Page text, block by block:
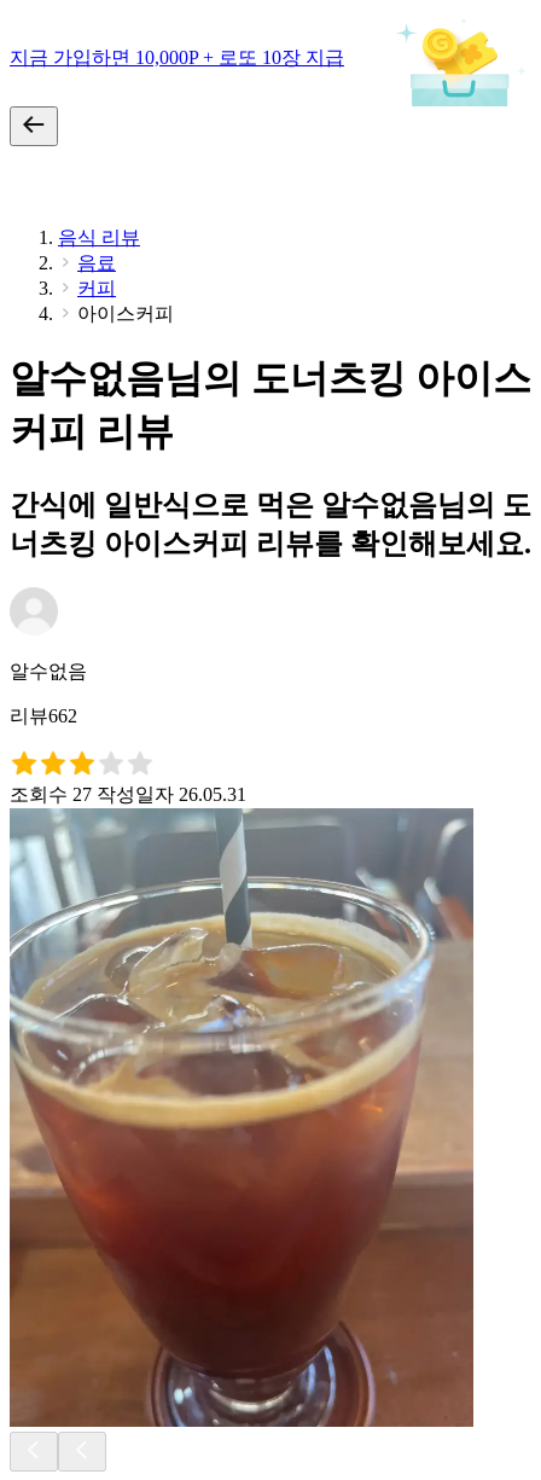
지금 가입하면 10,000P + 로또 10장 지급
음식 리뷰
음료
커피
아이스커피
알수없음님의 도너츠킹 아이스
커피 리뷰
간식에 일반식으로 먹은 알수없음님의 도
너츠킹 아이스커피 리뷰를 확인해보세요.
알수없음
리뷰662
조회수 27 작성일자 26.05.31